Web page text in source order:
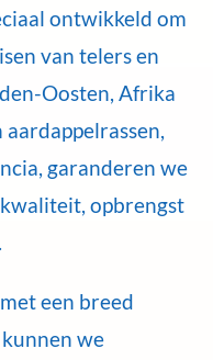
ontwikkeld om
van telers en
Oosten, Afrika
garanderen we
opbrengst
een breed
we